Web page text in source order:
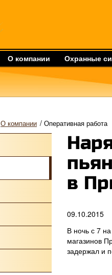
О компании Охранные
О компании / Оперативная работа
в
09.10.2015
В ночь с 7
магазинов
задержал и